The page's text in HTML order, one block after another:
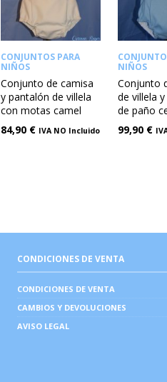
CONJUNTOS PARA
NIÑOS
Conjunto de camisa
y pantalón de villela
con motas camel
84,90 € IVA NO Incluido
NIÑOS
Conjunto
de villela
de paño
99,90 €
CONDICIONES DE VENTA
CONDICIONES DE VENTA
CAMBIOS Y DEVOLUCIONES
AVISO LEGAL